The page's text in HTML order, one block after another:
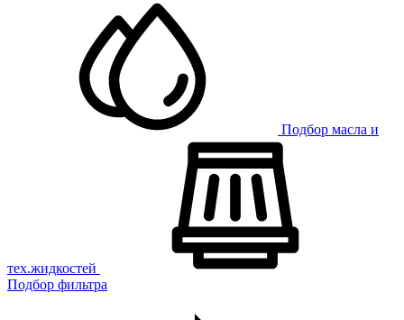
Подбор масла и
тех.жидкостей
Подбор фильтра